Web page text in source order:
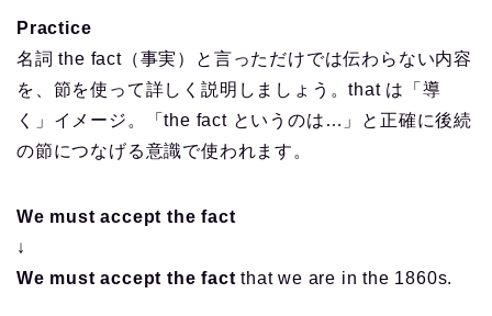
Practice
名詞 the fact（事実）と言っただけでは伝わらない内容
を、節を使って詳しく説明しましょう。that は「導
く」イメージ。「the fact というのは…」と正確に後続
の節につなげる意識で使われます。
We must accept the fact
↓
We must accept the fact that we are in the 1860s.